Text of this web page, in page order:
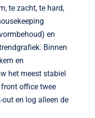
te zacht, te hard,
en
Binnen
en
het meest stabiel
office twee
en log alleen de